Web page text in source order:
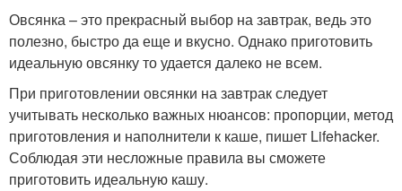
Овсянка – это прекрасный выбор на завтрак, ведь это
полезно, быстро да еще и вкусно. Однако приготовить
идеальную овсянку то удается далеко не всем.
При приготовлении овсянки на завтрак следует
учитывать несколько важных нюансов: пропорции, метод
приготовления и наполнители к каше, пишет Lifehacker.
Соблюдая эти несложные правила вы сможете
приготовить идеальную кашу.